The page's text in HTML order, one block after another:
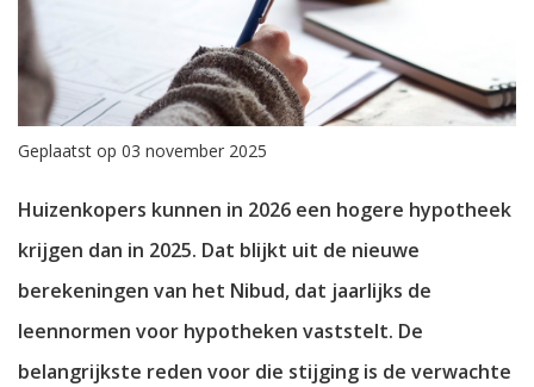
Geplaatst op 03 november 2025
Huizenkopers kunnen in 2026 een hogere hypotheek
krijgen dan in 2025. Dat blijkt uit de nieuwe
berekeningen van het Nibud, dat jaarlijks de
leennormen voor hypotheken vaststelt. De
belangrijkste reden voor die stijging is de verwachte